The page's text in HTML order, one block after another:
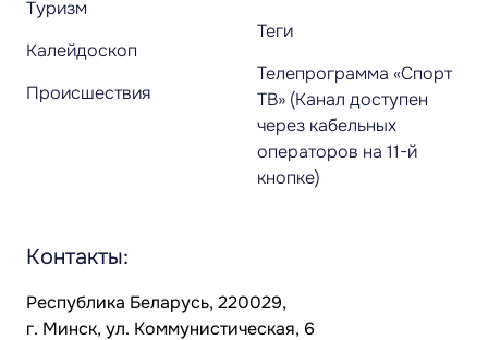
Туризм
Калейдоскоп
Происшествия
Теги
Телепрограмма «Спорт
ТВ» (Канал доступен
через кабельных
операторов на 11-й
кнопке)
Контакты:
Республика Беларусь, 220029,
г. Минск, ул. Коммунистическая, 6